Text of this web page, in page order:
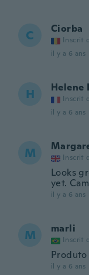
C Ciorba
Inscrit
il y a 6 ans
H Helene
Inscrit
il y a 6 ans
M Inscrit
Looks
yet.
il y a 6 ans
M marli
Inscrit
il y a 6 ans